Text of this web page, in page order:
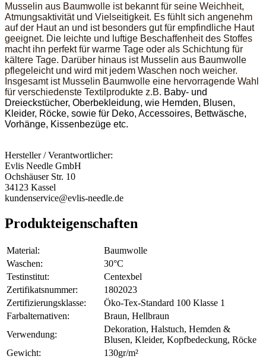
Musselin aus Baumwolle ist bekannt für seine Weichheit,
Atmungsaktivität und Vielseitigkeit. Es fühlt sich angenehm
auf der Haut an und ist besonders gut für empfindliche Haut
geeignet. Die leichte und luftige Beschaffenheit des Stoffes
macht ihn perfekt für warme Tage oder als Schichtung für
kältere Tage. Darüber hinaus ist Musselin aus Baumwolle
pflegeleicht und wird mit jedem Waschen noch weicher.
Insgesamt ist Musselin Baumwolle eine hervorragende Wahl
für verschiedenste Textilprodukte z.B. Baby- und
Dreieckstücher, Oberbekleidung, wie Hemden, Blusen,
Kleider, Röcke, sowie für Deko, Accessoires, Bettwäsche,
Vorhänge, Kissenbezüge etc.
Hersteller / Verantwortlicher:
Evlis Needle GmbH
Ochshäuser Str. 10
34123 Kassel
kundenservice@evlis-needle.de
Produkteigenschaften
Material:
Baumwolle
Waschen:
30°C
Testinstitut:
Centexbel
Zertifikatsnummer:
1802023
Zertifizierungsklasse:
Öko-Tex-Standard 100 Klasse 1
Farbalternativen:
Braun, Hellbraun
Verwendung:
Dekoration, Halstuch, Hemden &
Blusen, Kleider, Kopfbedeckung, Röcke
Gewicht:
130gr/m²